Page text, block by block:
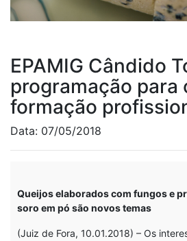
EPAMIG Cândido
programação para
formação
Data: 07/05/2018
Queijos elaborados com fungos e
soro em pó são novos temas
(Juiz de Fora, 10.01.2018) – Os